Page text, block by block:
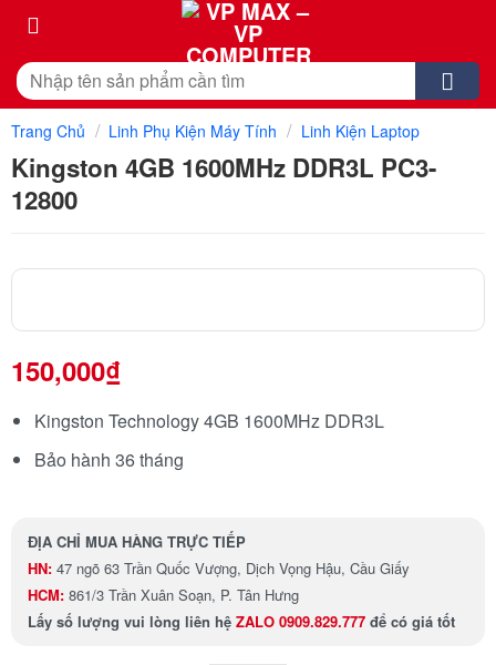
Skip
content
Tìm
kiếm:
Trang Chủ / Linh Phụ Kiện Máy Tính / Linh Kiện Laptop
Kingston 4GB 1600MHz DDR3L PC3-
12800
150,000₫
Kingston Technology 4GB 1600MHz DDR3L
Bảo hành 36 tháng
ĐỊA CHỈ MUA HÀNG TRỰC TIẾP
HN:47 ngõ 63 Trần Quốc Vượng, Dịch Vọng Hậu, Cầu Giấy
HCM: 861/3 Trần Xuân Soạn, P. Tân Hưng
Lấy số lượng vui lòng liên hệ ZALO 0909.829.777để có giá tốt